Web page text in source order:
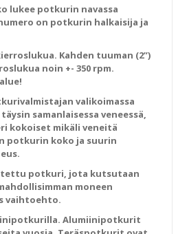
lukee potkurin navassa
numero on potkurin halkaisija ja
Kahden tuuman (2”)
noin +- 350 rpm.
valikoimassa
samanlaisessa veneessä,
kokoiset mikäli veneitä
potkurin koko ja suurin
potkuri, jota kutsutaan
moneen
vaihtoehto.
Alumiinipotkurit